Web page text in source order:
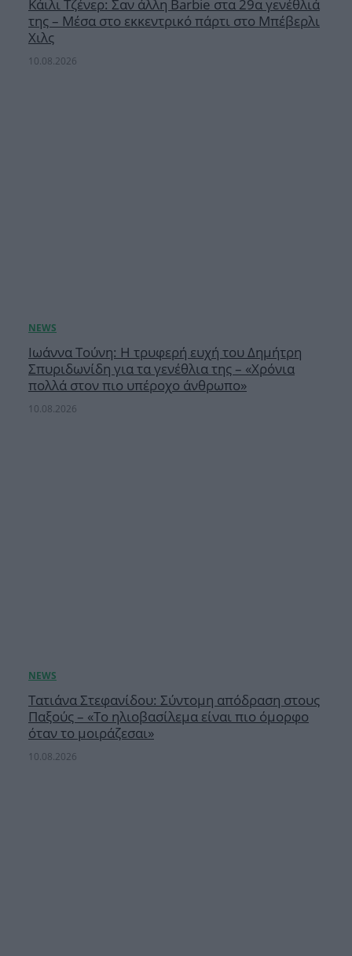
Κάιλι Τζένερ: Σαν άλλη Barbie στα 29α γενέθλιά
της – Μέσα στο εκκεντρικό πάρτι στο Μπέβερλι
Χιλς
10.08.2026
Ιωάννα Τούνη: Η τρυφερή ευχή του Δημήτρη
Σπυριδωνίδη για τα γενέθλια της – «Χρόνια
πολλά στον πιο υπέροχο άνθρωπο»
10.08.2026
Τατιάνα Στεφανίδου: Σύντομη απόδραση στους
Παξούς – «Το ηλιοβασίλεμα είναι πιο όμορφο
όταν το μοιράζεσαι»
10.08.2026